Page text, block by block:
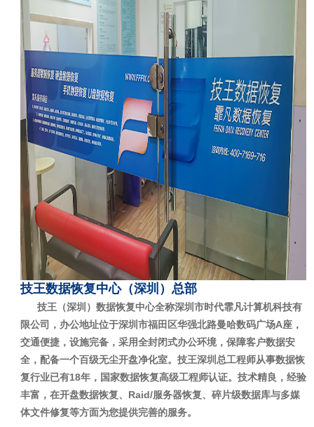
技王数据恢复中心（深圳）总部
技王（深圳）数据恢复中心全称深圳市时代霏凡计算机科技有
限公司，办公地址位于深圳市福田区华强北路曼哈数码广场A座，
交通便捷，设施完备，采用全封闭式办公环境，保障客户数据安
全，配备一个百级无尘开盘净化室。技王深圳总工程师从事数据恢
复行业已有18年，国家数据恢复高级工程师认证。技术精良，经验
丰富，在开盘数据恢复、Raid/服务器恢复、碎片级数据库与多媒
体文件修复等方面为您提供完善的服务。